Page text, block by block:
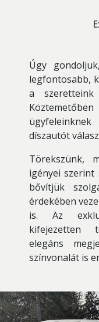
Úgy
legfontosabb,
a
díszautót
Törekszünk,
igényei szerint
bővítjük
érdekében
is. Az
kifejezetten
elegáns
színvonalát is